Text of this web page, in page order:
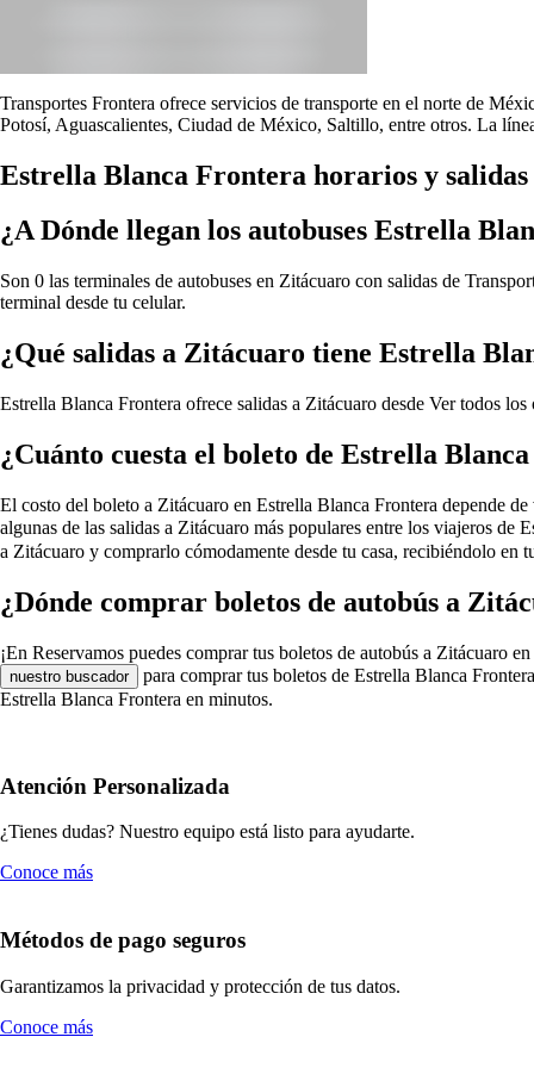
Transportes Frontera ofrece servicios de transporte en el norte de
Potosí, Aguascalientes, Ciudad de México, Saltillo, entre otros. La
Estrella Blanca Frontera horarios y
¿A Dónde llegan los autobuses Estrella
Son 0 las terminales de autobuses en Zitácuaro con salidas de
terminal desde tu celular.
¿Qué salidas a Zitácuaro tiene Estrella
Estrella Blanca Frontera ofrece salidas a Zitácuaro desde Ver todos los
¿Cuánto cuesta el boleto de Estrella
El costo del boleto a Zitácuaro en Estrella Blanca Frontera depende
algunas de las salidas a Zitácuaro más populares entre los viajeros
a Zitácuaro y comprarlo cómodamente desde tu casa, recibiéndolo
¿Dónde comprar boletos de autobús a
¡En Reservamos puedes comprar tus boletos de autobús a Zitácuaro
nuestro buscador
para comprar tus boletos de Estrella Blanca
Estrella Blanca Frontera en minutos.
Atención Personalizada
¿Tienes dudas? Nuestro equipo está listo para ayudarte.
Conoce más
Métodos de pago seguros
Garantizamos la privacidad y protección de tus datos.
Conoce más